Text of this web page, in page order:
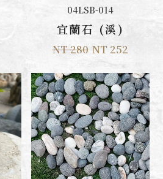
加入購物車
04LSB-014
宜蘭石 (溪)
NT 280 NT 252